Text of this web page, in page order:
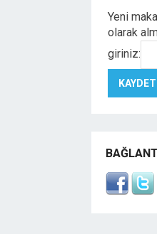
Yeni
olarak
giriniz: